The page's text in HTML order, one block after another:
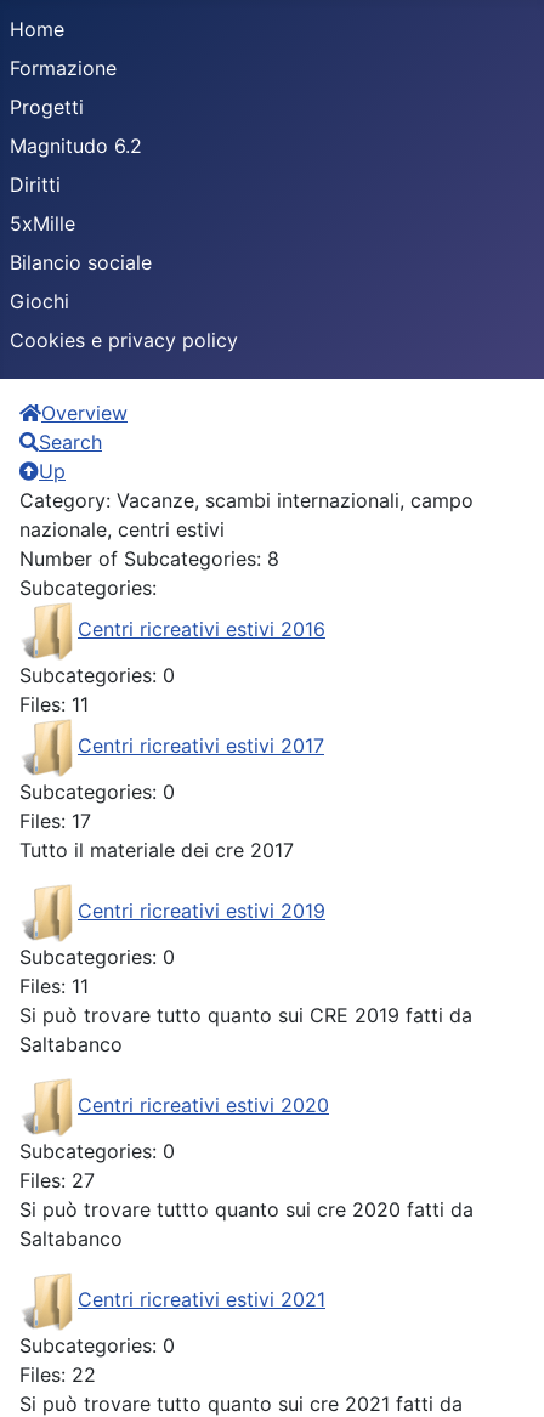
Home
Formazione
Progetti
Magnitudo 6.2
Diritti
5xMille
Bilancio sociale
Giochi
Cookies e privacy policy
Overview
Search
Up
Category: Vacanze, scambi internazionali, campo
nazionale, centri estivi
Number of Subcategories: 8
Subcategories:
Centri ricreativi estivi 2016
Subcategories: 0
Files: 11
Centri ricreativi estivi 2017
Subcategories: 0
Files: 17
Tutto il materiale dei cre 2017
Centri ricreativi estivi 2019
Subcategories: 0
Files: 11
Si può trovare tutto quanto sui CRE 2019 fatti da
Saltabanco
Centri ricreativi estivi 2020
Subcategories: 0
Files: 27
Si può trovare tuttto quanto sui cre 2020 fatti da
Saltabanco
Centri ricreativi estivi 2021
Subcategories: 0
Files: 22
Si può trovare tutto quanto sui cre 2021 fatti da